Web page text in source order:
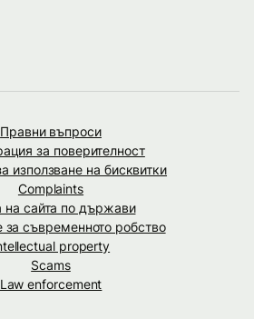
Правни въпроси
за поверителност
използване на бисквитки
Complaints
на сайта по държави
за съвременното робство
property
Scams
Law enforcement